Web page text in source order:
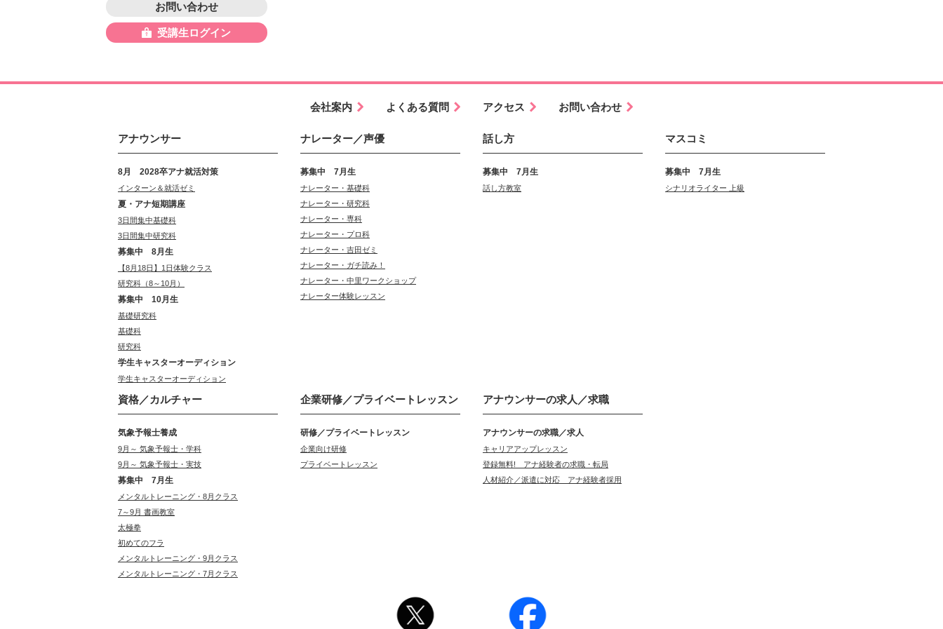
お問い合わせ
受講生ログイン
会社案内 よくある質問 アクセス お問い合わせ
アナウンサー
8月 2028卒アナ就活対策
インターン＆就活ゼミ
夏・アナ短期講座
3日間集中基礎科
3日間集中研究科
募集中 8月生
【8月18日】1日体験クラス
研究科（8～10月）
募集中 10月生
基礎研究科
基礎科
研究科
学生キャスターオーディション
学生キャスターオーディション
ナレーター／声優
募集中 7月生
ナレーター・基礎科
ナレーター・研究科
ナレーター・専科
ナレーター・プロ科
ナレーター・吉田ゼミ
ナレーター・ガチ読み！
ナレーター・中里ワークショップ
ナレーター体験レッスン
話し方
募集中 7月生
話し方教室
マスコミ
募集中 7月生
シナリオライター 上級
資格／カルチャー
気象予報士養成
9月～ 気象予報士・学科
9月～ 気象予報士・実技
募集中 7月生
メンタルトレーニング・8月クラス
7～9月 書画教室
太極拳
初めてのフラ
メンタルトレーニング・9月クラス
メンタルトレーニング・7月クラス
企業研修／プライベートレッスン
研修／プライベートレッスン
企業向け研修
プライベートレッスン
アナウンサーの求人／求職
アナウンサーの求職／求人
キャリアアップレッスン
登録無料! アナ経験者の求職・転局
人材紹介／派遣に対応 アナ経験者採用